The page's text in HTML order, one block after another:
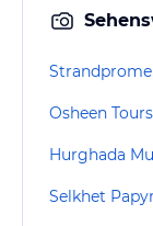
Osheen Tours
Hurghada